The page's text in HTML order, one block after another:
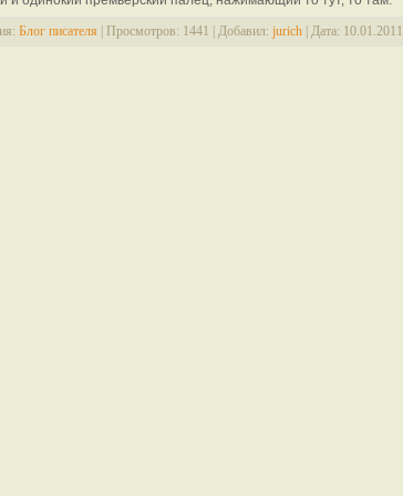
Блог писателя Просмотров: 1441 Добавил: jurich Дата: 10.01.2011